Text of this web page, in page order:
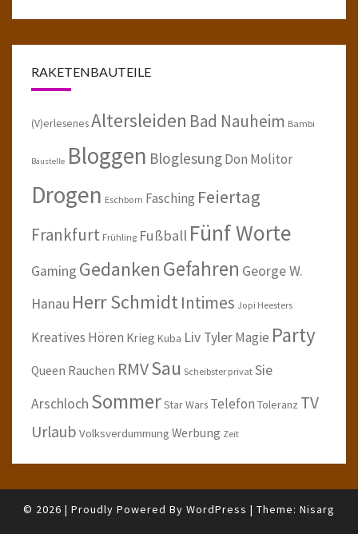
RAKETENBAUTEILE
(V)erlesenesAltersleiden Bad Nauheim Bambi
Baustelle Bloggen BloglesungDon Molitor
Drogen Eschborn Fasching Feiertag
Frankfurt Frühling Fußball Fünf Worte
Gaming GedankenGefahren George W.
Hanau Herr SchmidtIntimes Jopi Heesters
Kreatives Hören Krieg Kuba Liv TylerMagie Party
Queen Rauchen RMVSau Scheibster privat Sie
Arschloch SommerStar Wars Telefon Toleranz TV
Urlaub Volksverdummung Werbung Zeit
© 2026 | Proudly Powered By WordPress | Theme: Nisarg